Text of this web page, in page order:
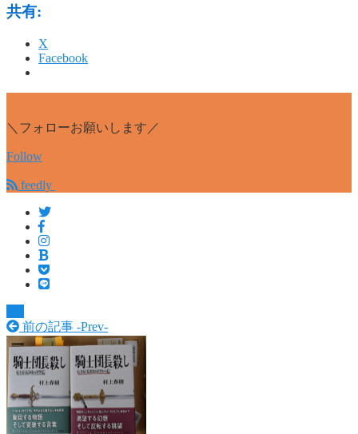
共有:
X
Facebook
＼フォローお願いします／
Follow
feedly
前の記事 -Prev-